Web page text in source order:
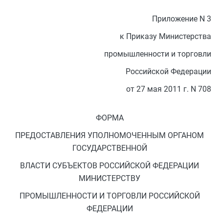
Приложение N 3
к Приказу Министерства
промышленности и торговли
Российской Федерации
от 27 мая 2011 г. N 708
ФОРМА
ПРЕДОСТАВЛЕНИЯ УПОЛНОМОЧЕННЫМ ОРГАНОМ
ГОСУДАРСТВЕННОЙ
ВЛАСТИ СУБЪЕКТОВ РОССИЙСКОЙ ФЕДЕРАЦИИ
МИНИСТЕРСТВУ
ПРОМЫШЛЕННОСТИ И ТОРГОВЛИ РОССИЙСКОЙ
ФЕДЕРАЦИИ